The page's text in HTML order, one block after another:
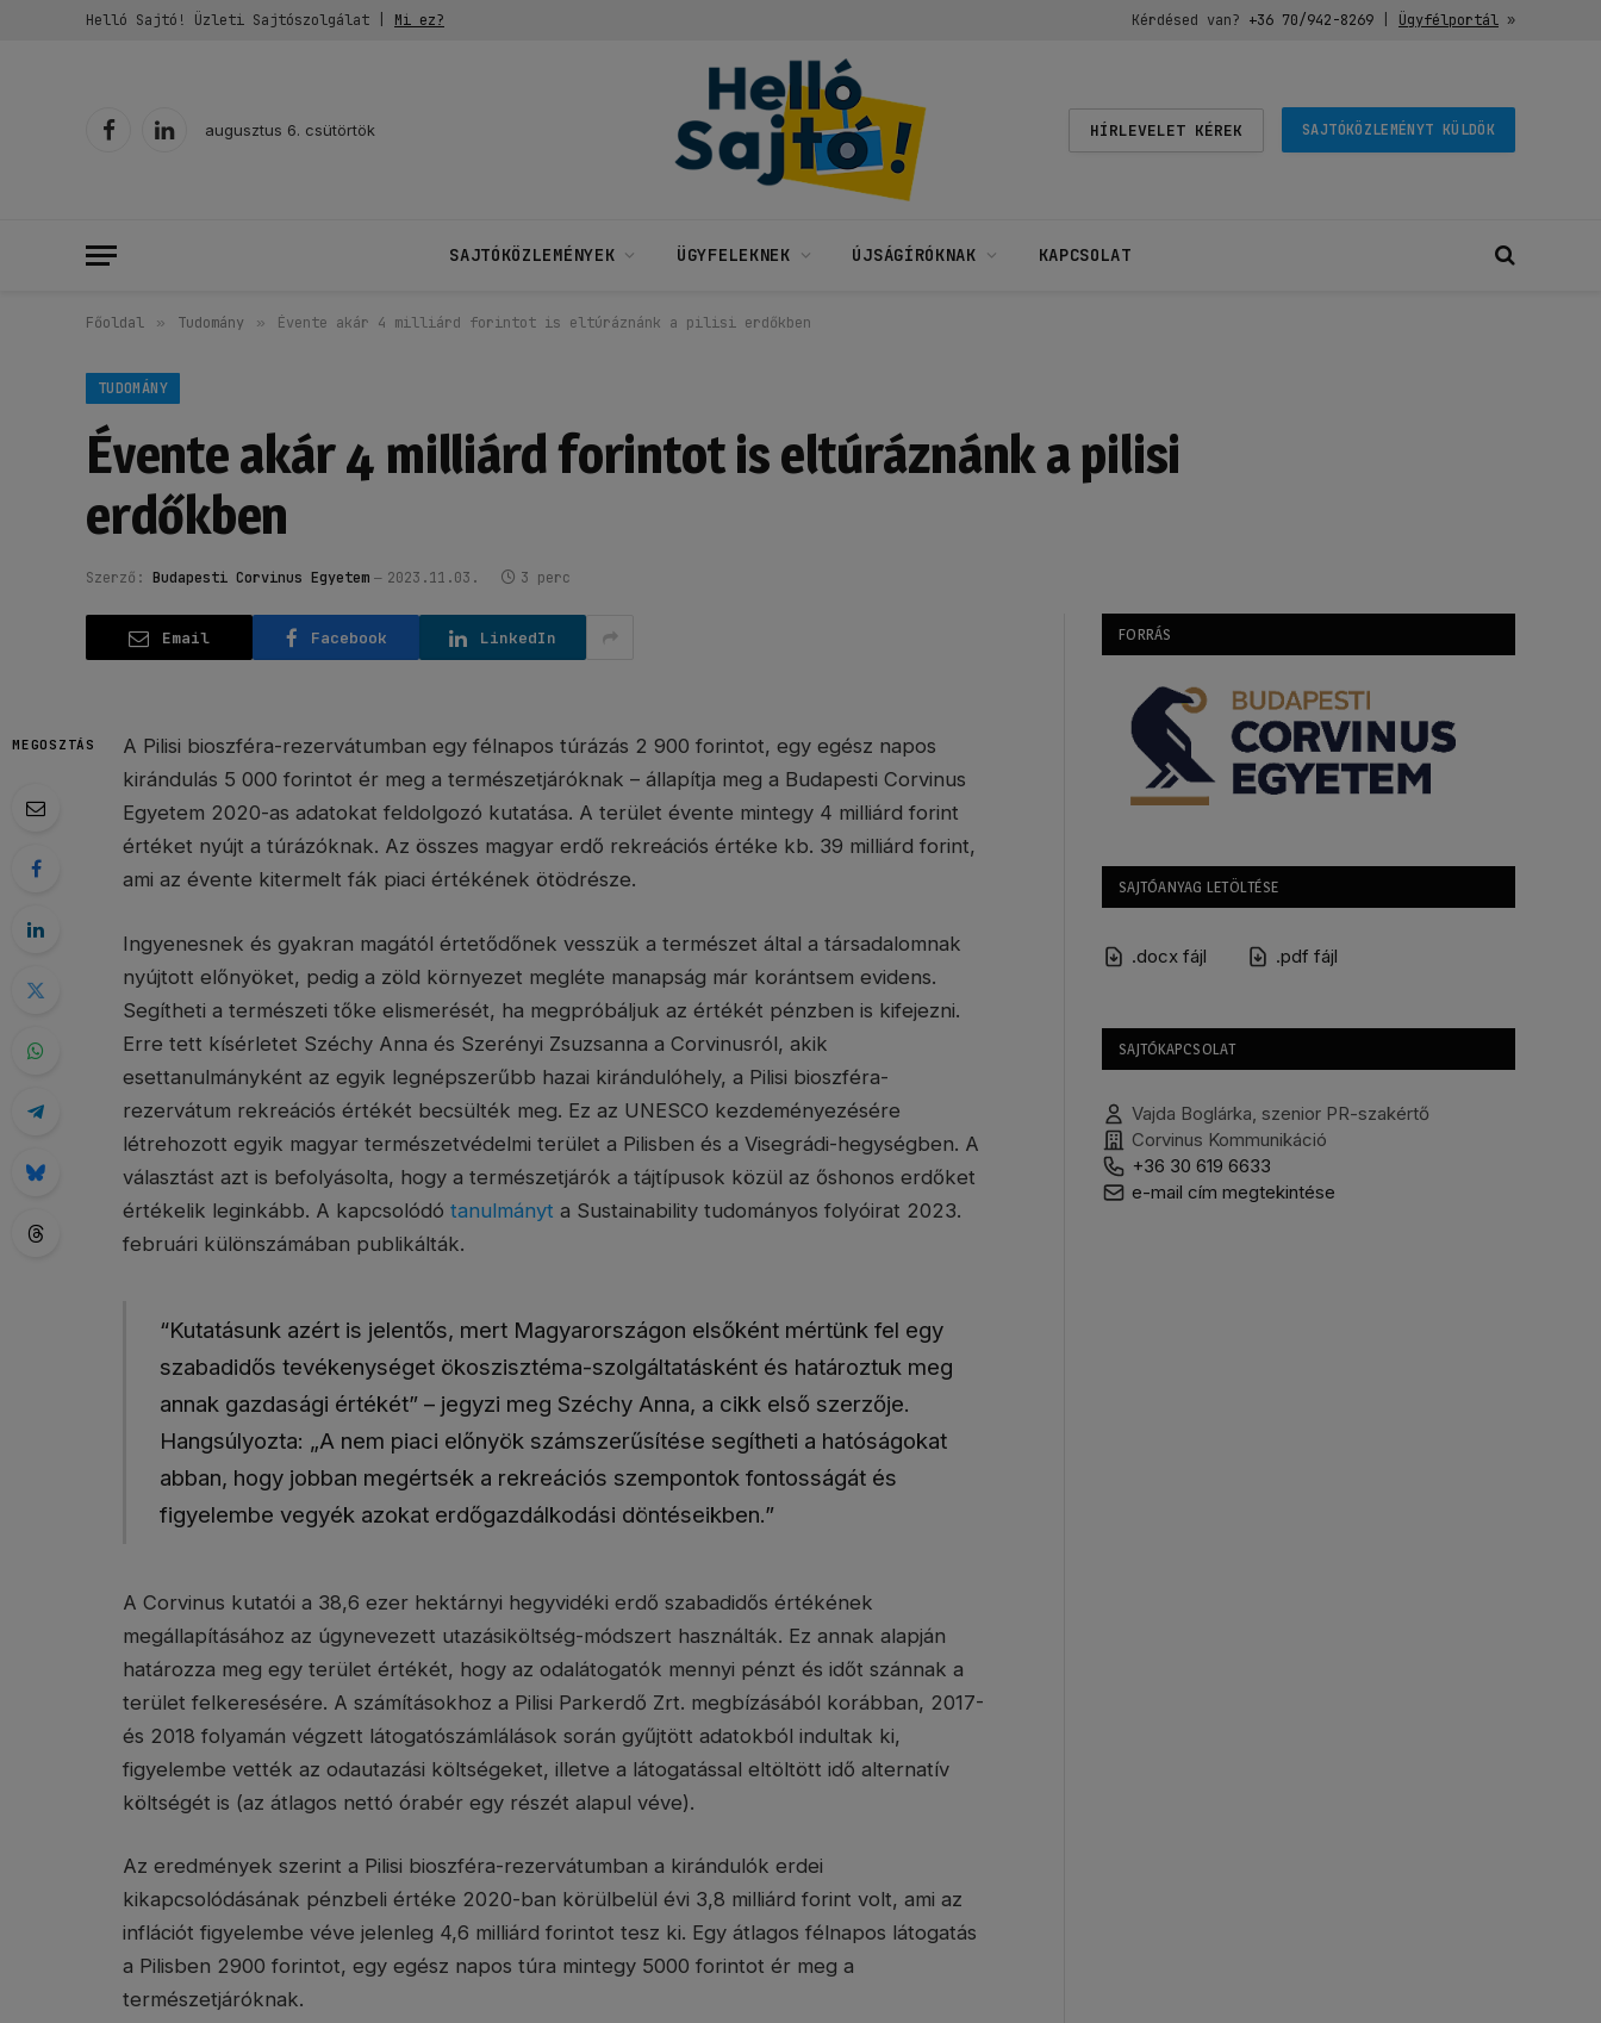
Helló Sajtó! Üzleti Sajtószolgálat | Mi ez? Kérdésed van? +36 70/942-8269| Ügyfélportál»
FacebookLinkedIn
augusztus 6. csütörtök HÍRLEVELET KÉREK SAJTÓKÖZLEMÉNYT KÜLDÖK
SAJTÓKÖZLEMÉNYEK ÜGYFELEKNEK ÚJSÁGÍRÓKNAK KAPCSOLAT
Főoldal » Tudomány » Évente akár 4 milliárd forintot is eltúráznánk a pilisi erdőkben
TUDOMÁNY
Évente akár 4 milliárd forintot is eltúráznánk a pilisi
erdőkben
Szerző: Budapesti Corvinus Egyetem 2023.11.03. 3 perc
Email Facebook LinkedIn
MEGOSZTÁS
A Pilisi bioszféra-rezervátumban egy félnapos túrázás 2 900 forintot, egy egész napos
kirándulás 5 000 forintot ér meg a természetjáróknak – állapítja meg a Budapesti Corvinus
Egyetem 2020-as adatokat feldolgozó kutatása. A terület évente mintegy 4 milliárd forint
értéket nyújt a túrázóknak. Az összes magyar erdő rekreációs értéke kb. 39 milliárd forint,
ami az évente kitermelt fák piaci értékének ötödrésze.
Ingyenesnek és gyakran magától értetődőnek vesszük a természet által a társadalomnak
nyújtott előnyöket, pedig a zöld környezet megléte manapság már korántsem evidens.
Segítheti a természeti tőke elismerését, ha megpróbáljuk az értékét pénzben is kifejezni.
Erre tett kísérletet Széchy Anna és Szerényi Zsuzsanna a Corvinusról, akik
esettanulmányként az egyik legnépszerűbb hazai kirándulóhely, a Pilisi bioszféra-
rezervátum rekreációs értékét becsülték meg. Ez az UNESCO kezdeményezésére
létrehozott egyik magyar természetvédelmi terület a Pilisben és a Visegrádi-hegységben. A
választást azt is befolyásolta, hogy a természetjárók a tájtípusok közül az őshonos erdőket
értékelik leginkább. A kapcsolódó tanulmányt a Sustainability tudományos folyóirat 2023.
februári különszámában publikálták.
“Kutatásunk azért is jelentős, mert Magyarországon elsőként mértünk fel egy
szabadidős tevékenységet ökoszisztéma-szolgáltatásként és határoztuk meg
annak gazdasági értékét” – jegyzi meg Széchy Anna, a cikk első szerzője.
Hangsúlyozta: „A nem piaci előnyök számszerűsítése segítheti a hatóságokat
abban, hogy jobban megértsék a rekreációs szempontok fontosságát és
figyelembe vegyék azokat erdőgazdálkodási döntéseikben.”
A Corvinus kutatói a 38,6 ezer hektárnyi hegyvidéki erdő szabadidős értékének
megállapításához az úgynevezett utazásiköltség-módszert használták. Ez annak alapján
határozza meg egy terület értékét, hogy az odalátogatók mennyi pénzt és időt szánnak a
terület felkeresésére. A számításokhoz a Pilisi Parkerdő Zrt. megbízásából korábban, 2017-
és 2018 folyamán végzett látogatószámlálások során gyűjtött adatokból indultak ki,
figyelembe vették az odautazási költségeket, illetve a látogatással eltöltött idő alternatív
költségét is (az átlagos nettó órabér egy részét alapul véve).
Az eredmények szerint a Pilisi bioszféra-rezervátumban a kirándulók erdei
kikapcsolódásának pénzbeli értéke 2020-ban körülbelül évi 3,8 milliárd forint volt, ami az
inflációt figyelembe véve jelenleg 4,6 milliárd forintot tesz ki. Egy átlagos félnapos látogatás
a Pilisben 2900 forintot, egy egész napos túra mintegy 5000 forintot ér meg a
természetjáróknak.
FORRÁS
SAJTÓANYAG LETÖLTÉSE
.docx fájl .pdf fájl
SAJTÓKAPCSOLAT
Vajda Boglárka, szenior PR-szakértő
Corvinus Kommunikáció
+36 30 619 6633
e-mail cím megtekintése